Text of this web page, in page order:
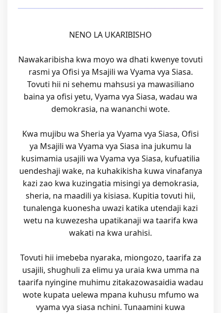
NENO LA UKARIBISHO
Nawakaribisha kwa moyo wa dhati kwenye tovuti
rasmi ya Ofisi ya Msajili wa Vyama vya Siasa.
Tovuti hii ni sehemu mahsusi ya mawasiliano
baina ya ofisi yetu, Vyama vya Siasa, wadau wa
demokrasia, na wananchi wote.
Kwa mujibu wa Sheria ya Vyama vya Siasa, Ofisi
ya Msajili wa Vyama vya Siasa ina jukumu la
kusimamia usajili wa Vyama vya Siasa, kufuatilia
uendeshaji wake, na kuhakikisha kuwa vinafanya
kazi zao kwa kuzingatia misingi ya demokrasia,
sheria, na maadili ya kisiasa. Kupitia tovuti hii,
tunalenga kuonesha uwazi katika utendaji kazi
wetu na kuwezesha upatikanaji wa taarifa kwa
wakati na kwa urahisi.
Tovuti hii imebeba nyaraka, miongozo, taarifa za
usajili, shughuli za elimu ya uraia kwa umma na
taarifa nyingine muhimu zitakazowasaidia wadau
wote kupata uelewa mpana kuhusu mfumo wa
vyama vya siasa nchini. Tunaamini kuwa